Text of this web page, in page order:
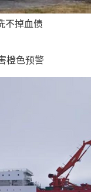
不掉血债
橙色预警